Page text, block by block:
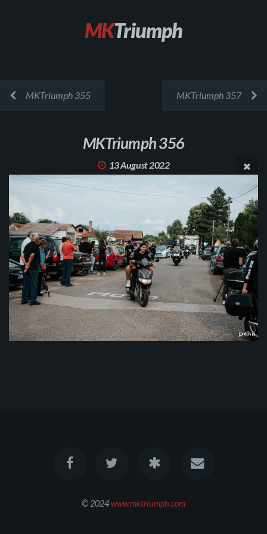
MKTriumph
MKTriumph 355 MKTriumph 357
MKTriumph 356
13 August 2022
© 2024www.mktriumph.com